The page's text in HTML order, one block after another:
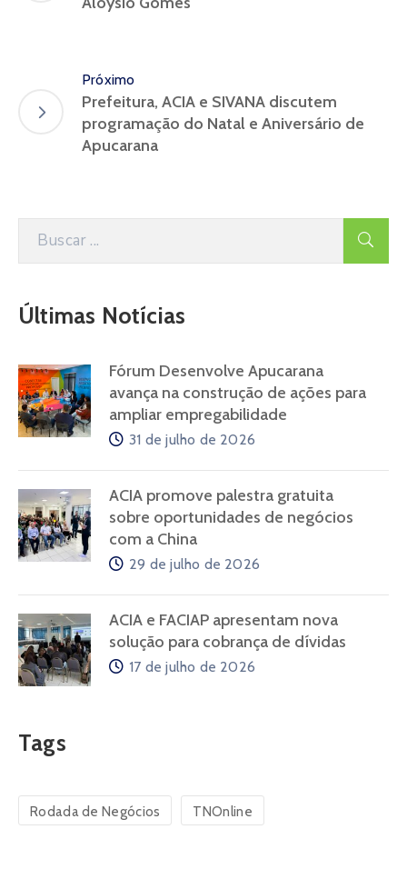
Próximo
Prefeitura, ACIA e SIVANA discutem
programação do Natal e Aniversário de
Apucarana
Últimas Notícias
Fórum Desenvolve Apucarana
avança na construção de ações para
ampliar empregabilidade
31 de julho de 2026
ACIA promove palestra gratuita
sobre oportunidades de negócios
com a China
29 de julho de 2026
ACIA e FACIAP apresentam nova
solução para cobrança de dívidas
17 de julho de 2026
Tags
Rodada de Negócios TNOnline